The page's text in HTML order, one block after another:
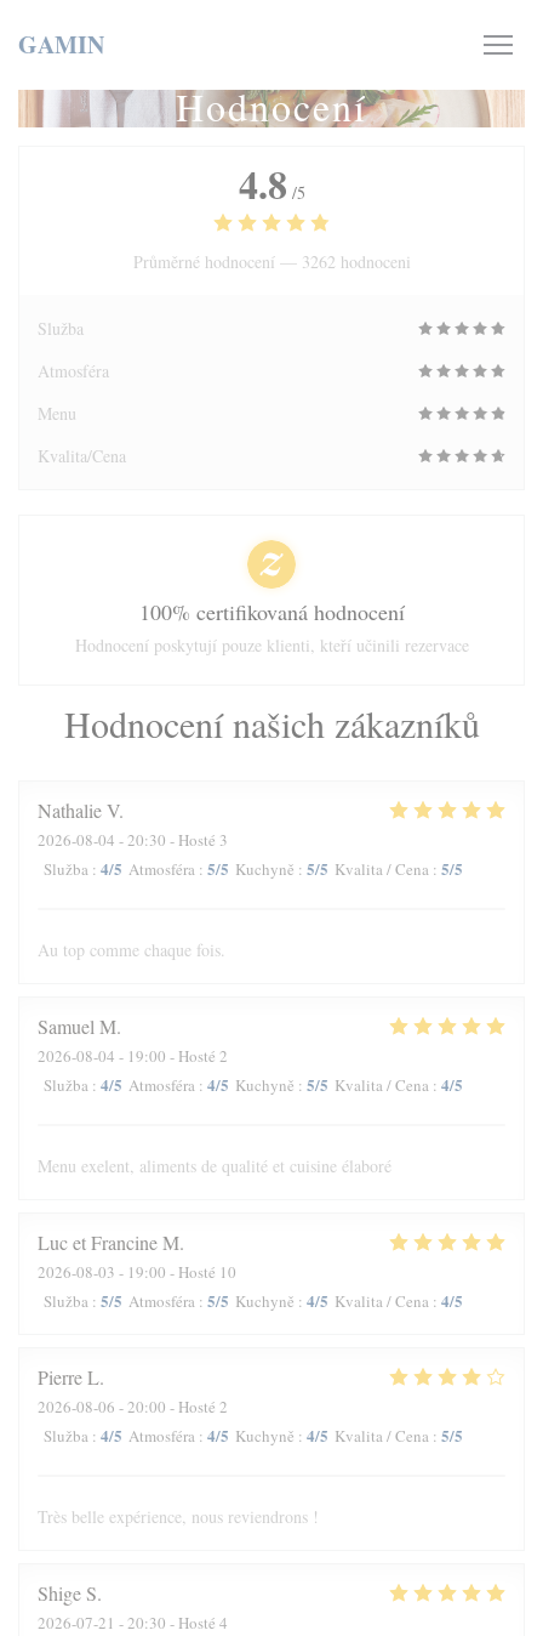
GAMIN
Hodnocení
Hodnocení našich zákazníků
NathalieV
2026-08-04 - 20:30 - Hosté 3
Služba : 4/5 Atmosféra : 5/5 Kuchyně : 5/5 Kvalita / Cena : 5/5
Au top comme chaque fois.
Samuel M
2026-08-04 - 19:00 - Hosté 2
Služba : 4/5 Atmosféra : 4/5 Kuchyně : 5/5 Kvalita / Cena : 4/5
Menu exelent, aliments de qualité et cuisine élaboré
Luc et FrancineM
2026-08-03 - 19:00 - Hosté 10
Služba : 5/5 Atmosféra : 5/5 Kuchyně : 4/5 Kvalita / Cena : 4/5
PierreL
2026-08-06 - 20:00 - Hosté 2
Služba : 4/5 Atmosféra : 4/5 Kuchyně : 4/5 Kvalita / Cena : 5/5
Très belle expérience, nous reviendrons !
Shige S
2026-07-21 - 20:30 - Hosté 4
4.8 /5
Průměrné hodnocení — 3262 hodnoceni
Služba
Atmosféra
Menu
Kvalita/Cena
100% certifikovaná hodnocení
Hodnocení poskytují pouze klienti, kteří učinili rezervace